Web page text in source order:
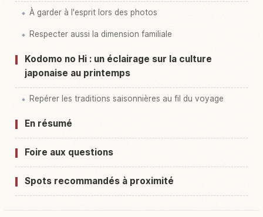
À garder à l'esprit lors des photos
Respecter aussi la dimension familiale
Kodomo no Hi : un éclairage sur la culture
japonaise au printemps
Repérer les traditions saisonnières au fil du voyage
En résumé
Foire aux questions
Spots recommandés à proximité